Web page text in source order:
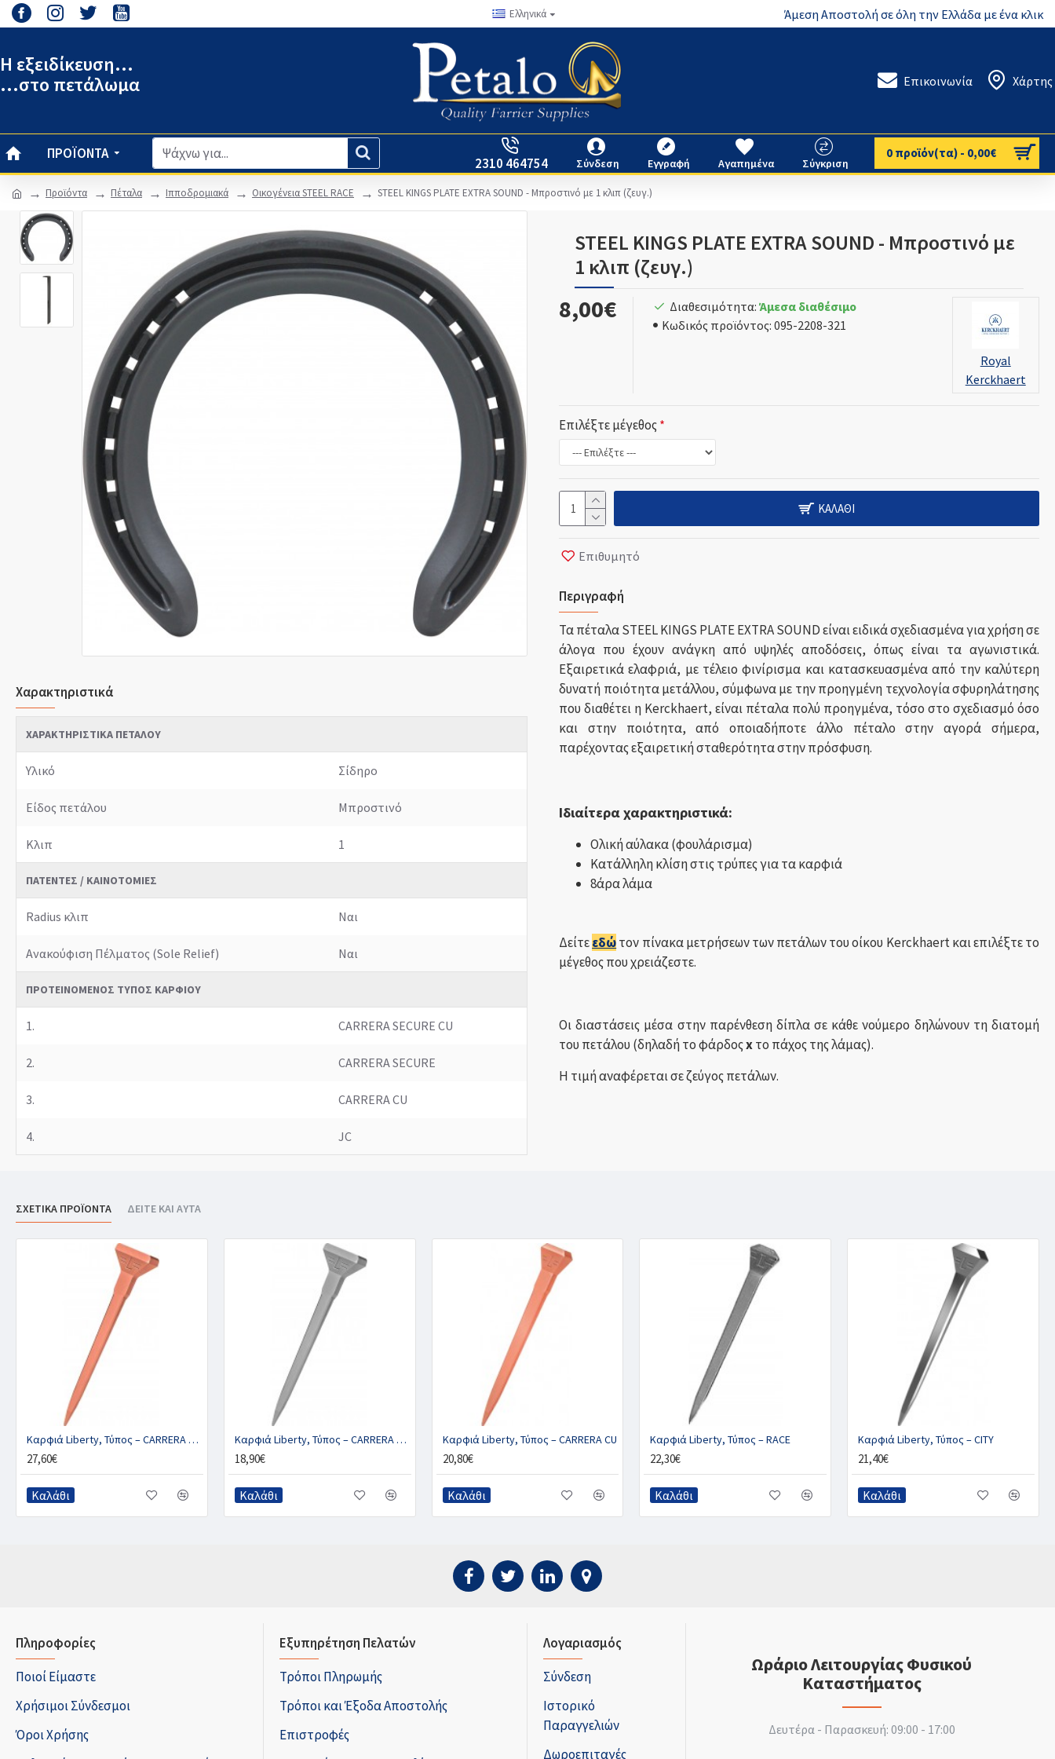
Ελληνικά Άμεση Αποστολή σε όλη την Ελλάδα με ένα κλικ
Η εξειδίκευση...
...στο πετάλωμα
Επικοινωνία Χάρτης
ΠΡΟΪΌΝΤΑ
2310 464754 Σύνδεση Εγγραφή Αγαπημένα Σύγκριση
0 προϊόν(τα) - 0,00€
Προϊόντα Πέταλα Ιπποδρομιακά Οικογένεια STEEL RACE STEEL KINGS PLATE EXTRA SOUND - Μπροστινό με 1 κλιπ (ζευγ.)
Χαρακτηριστικά
ΧΑΡΑΚΤΗΡΙΣΤΙΚΆ ΠΕΤΆΛΟΥ
Υλικό Σίδηρο
Είδος πετάλου Μπροστινό
Κλιπ 1
ΠΑΤΈΝΤΕΣ / ΚΑΙΝΟΤΟΜΊΕΣ
Radius κλιπ Ναι
Ανακούφιση Πέλματος (Sole Relief) Ναι
ΠΡΟΤΕΙΝΌΜΕΝΟΣ ΤΎΠΟΣ ΚΑΡΦΙΟΎ
1. CARRERA SECURE CU
2. CARRERA SECURE
3. CARRERA CU
4. JC
STEEL KINGS PLATE EXTRA SOUND - Μπροστινό με
1 κλιπ (ζευγ.)
8,00€ Διαθεσιμότητα: Άμεσα διαθέσιμο
Κωδικός προϊόντος: 095-2208-321
Royal
Kerckhaert
Επιλέξτε μέγεθος
ΚΑΛΆΘΙ
Επιθυμητό
Περιγραφή
Τα πέταλα STEEL KINGS PLATE EXTRA SOUND είναι ειδικά σχεδιασμένα για χρήση σε
άλογα που έχουν ανάγκη από υψηλές αποδόσεις, όπως είναι τα αγωνιστικά.
Εξαιρετικά ελαφριά, με τέλειο φινίρισμα και κατασκευασμένα από την καλύτερη
δυνατή ποιότητα μετάλλου, σύμφωνα με την προηγμένη τεχνολογία σφυρηλάτησης
που διαθέτει η Kerckhaert, είναι πέταλα πολύ προηγμένα, τόσο στο σχεδιασμό όσο
και στην ποιότητα, από οποιαδήποτε άλλο πέταλο στην αγορά σήμερα,
παρέχοντας εξαιρετική σταθερότητα στην πρόσφυση.
Ιδιαίτερα χαρακτηριστικά:
Ολική αύλακα (φουλάρισμα)
Κατάλληλη κλίση στις τρύπες για τα καρφιά
8άρα λάμα
Δείτεεδώτον πίνακα μετρήσεων των πετάλων του οίκου Kerckhaert και επιλέξτε το
μέγεθος που χρειάζεστε.
Οι διαστάσεις μέσα στην παρένθεση δίπλα σε κάθε νούμερο δηλώνουν τη διατομή
του πετάλου (δηλαδή το φάρδοςxτο πάχος της λάμας).
Η τιμή αναφέρεται σε ζεύγος πετάλων.
ΣΧΕΤΙΚΑ ΠΡΟΪΟΝΤΑ ΔΕΙΤΕ ΚΑΙ ΑΥΤΑ
Καρφιά Liberty, Τύπος – CARRERA SECURE CU
27,60€
Καλάθι
Καρφιά Liberty, Τύπος – CARRERA SECURE
18,90€
Καλάθι
Καρφιά Liberty, Τύπος – CARRERA CU
20,80€
Καλάθι
Καρφιά Liberty, Τύπος – RACE
22,30€
Καλάθι
Καρφιά Liberty, Τύπος – CITY
21,40€
Καλάθι
Πληροφορίες
Ποιοί Είμαστε
Χρήσιμοι Σύνδεσμοι
Όροι Χρήσης
Εξυπηρέτηση Πελατών
Τρόποι Πληρωμής
Τρόποι και Έξοδα Αποστολής
Επιστροφές
Λογαριασμός
Σύνδεση
Ιστορικό
Παραγγελιών
Δωροεπιταγές
Ωράριο Λειτουργίας Φυσικού
Καταστήματος
Δευτέρα - Παρασκευή: 09:00 - 17:00